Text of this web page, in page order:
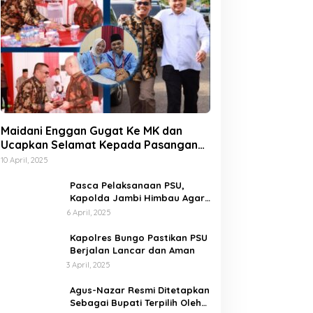
Maidani Enggan Gugat Ke MK dan
Ucapkan Selamat Kepada Pasangan
Dedy-Dayat
10 April, 2025
Pasca Pelaksanaan PSU,
Kapolda Jambi Himbau Agar
Semua Pihak Jaga Situasi
6 April, 2025
Kapolres Bungo Pastikan PSU
Berjalan Lancar dan Aman
3 April, 2025
Agus-Nazar Resmi Ditetapkan
Sebagai Bupati Terpilih Oleh